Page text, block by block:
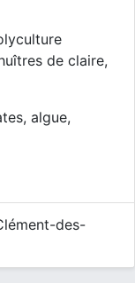
de claire,
algue,
des-